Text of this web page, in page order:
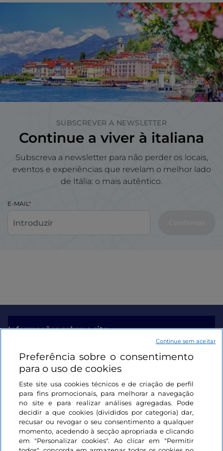
SUBSCREVER A NEWSLETTER
Continue a viver à italiana
Subscreva a newsletter para não perder os locais,
eventos e experiências que revelam o melhor lado
de Itália: o mais autêntico.
E-MAIL
Informações sobre o site
Ligações úteis
Iniciar sessão
Mantenha-se em contacto
Preferência sobre o consentimento
para o uso de cookies
Este site usa cookies técnicos e de criação de perfil
para fins promocionais, para melhorar a navegação
no site e para realizar análises agregadas. Pode
decidir a que cookies (divididos por categoria) dar,
recusar ou revogar o seu consentimento a qualquer
momento, acedendo à secção apropriada e clicando
em "Personalizar cookies". Ao clicar em "Permitir
Continue sem aceitar